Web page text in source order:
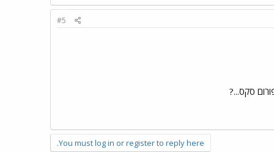
#5
סקס...?
You must log in or register to reply here.